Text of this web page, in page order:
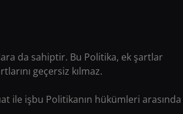
da sahiptir. Bu Politika, ek şartlar
geçersiz kılmaz.
ile işbu Politikanın hükümleri arasında